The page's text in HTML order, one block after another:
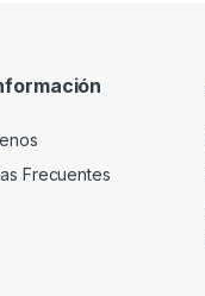
Frecuentes